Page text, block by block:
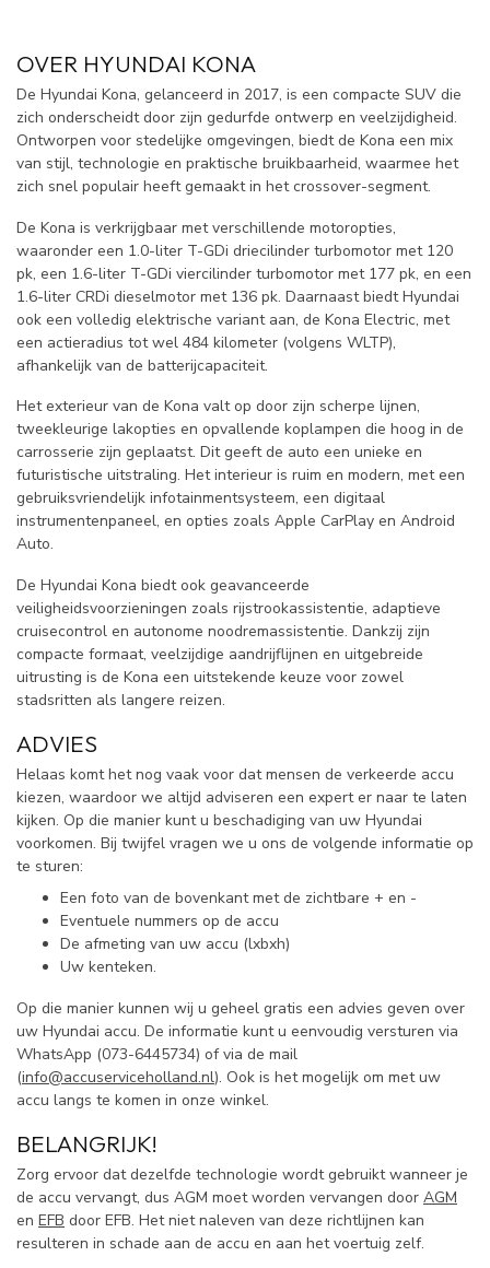
OVER HYUNDAI KONA
De Hyundai Kona, gelanceerd in 2017, is een compacte SUV die
zich onderscheidt door zijn gedurfde ontwerp en veelzijdigheid.
Ontworpen voor stedelijke omgevingen, biedt de Kona een mix
van stijl, technologie en praktische bruikbaarheid, waarmee het
zich snel populair heeft gemaakt in het crossover-segment.
De Kona is verkrijgbaar met verschillende motoropties,
waaronder een 1.0-liter T-GDi driecilinder turbomotor met 120
pk, een 1.6-liter T-GDi viercilinder turbomotor met 177 pk, en een
1.6-liter CRDi dieselmotor met 136 pk. Daarnaast biedt Hyundai
ook een volledig elektrische variant aan, de Kona Electric, met
een actieradius tot wel 484 kilometer (volgens WLTP),
afhankelijk van de batterijcapaciteit.
Het exterieur van de Kona valt op door zijn scherpe lijnen,
tweekleurige lakopties en opvallende koplampen die hoog in de
carrosserie zijn geplaatst. Dit geeft de auto een unieke en
futuristische uitstraling. Het interieur is ruim en modern, met een
gebruiksvriendelijk infotainmentsysteem, een digitaal
instrumentenpaneel, en opties zoals Apple CarPlay en Android
Auto.
De Hyundai Kona biedt ook geavanceerde
veiligheidsvoorzieningen zoals rijstrookassistentie, adaptieve
cruisecontrol en autonome noodremassistentie. Dankzij zijn
compacte formaat, veelzijdige aandrijflijnen en uitgebreide
uitrusting is de Kona een uitstekende keuze voor zowel
stadsritten als langere reizen.
ADVIES
Helaas komt het nog vaak voor dat mensen de verkeerde accu
kiezen, waardoor we altijd adviseren een expert er naar te laten
kijken. Op die manier kunt u beschadiging van uw Hyundai
voorkomen. Bij twijfel vragen we u ons de volgende informatie op
te sturen:
Een foto van de bovenkant met de zichtbare + en -
Eventuele nummers op de accu
De afmeting van uw accu (lxbxh)
Uw kenteken.
Op die manier kunnen wij u geheel gratis een advies geven over
uw Hyundai accu. De informatie kunt u eenvoudig versturen via
WhatsApp (073-6445734) of via de mail
(info@accuserviceholland.nl). Ook is het mogelijk om met uw
accu langs te komen in onze winkel.
BELANGRIJK!
Zorg ervoor dat dezelfde technologie wordt gebruikt wanneer je
de accu vervangt, dus AGM moet worden vervangen door AGM
en EFB door EFB. Het niet naleven van deze richtlijnen kan
resulteren in schade aan de accu en aan het voertuig zelf.